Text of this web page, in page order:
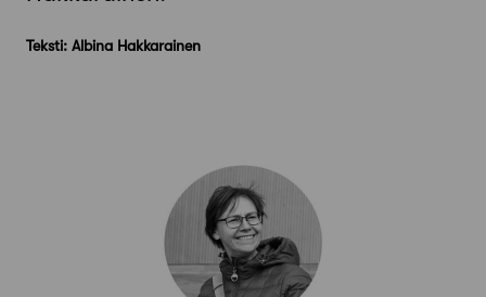
Teksti: Albina Hakkarainen